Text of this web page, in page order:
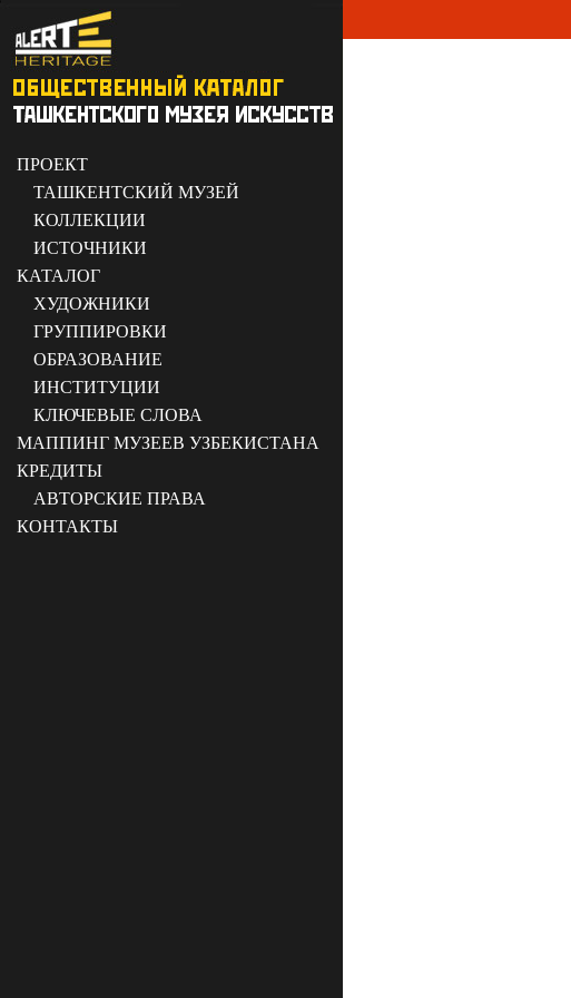
ПРОЕКТ
ТАШКЕНТСКИЙ МУЗЕЙ
КОЛЛЕКЦИИ
ИСТОЧНИКИ
КАТАЛОГ
ХУДОЖНИКИ
ГРУППИРОВКИ
ОБРАЗОВАНИЕ
ИНСТИТУЦИИ
КЛЮЧЕВЫЕ СЛОВА
МАППИНГ МУЗЕЕВ УЗБЕКИСТАНА
КРЕДИТЫ
АВТОРСКИЕ ПРАВА
КОНТАКТЫ